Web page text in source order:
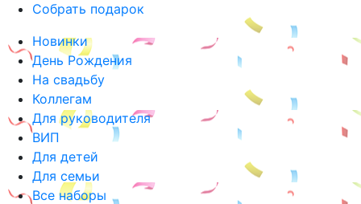
Собрать подарок
Новинки
День Рождения
На свадьбу
Коллегам
Для руководителя
ВИП
Для детей
Для семьи
Все наборы